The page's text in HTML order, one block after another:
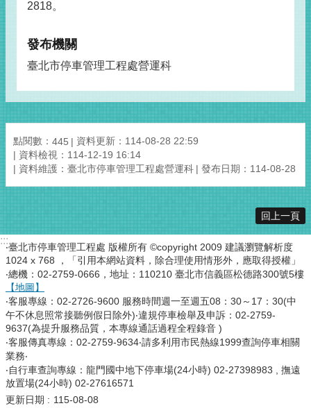
2818。
發布機關
臺北市停車管理工程處營運科
點閱數： 445
資料更新：114-08-28 22:59
資料檢視：114-12-19 16:14
資料維護：臺北市停車管理工程處營運科
發布日期：114-08-28
回上一頁
:::
‧臺北市停車管理工程處 版權所有 ©copyright 2009 建議瀏覽解析度
1024 x 768 ，「引用本網站資料，除合理使用情形外，應取得授權」
‧總機：02-2759-0666，地址：110210 臺北市信義區松德路300號5樓
【地圖】
‧客服專線：02-2726-9600 服務時間週一至週五08：30～17：30(中
午不休息照常接聽例假日除外)‧違規停車檢舉及申訴：02-2759-
9637(為提升服務品質，本專線通話過程全程錄音 )
‧客服傳真專線：02-2759-9634‧請多利用市民熱線1999查詢停車相關
業務‧
‧自行車查詢專線：龍門國中地下停車場(24小時) 02-27398983 , 撫遠
放置場(24小時) 02-27616571
更新日期
115-08-08